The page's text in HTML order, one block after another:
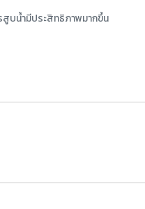
สูบน้ำมีประสิทธิภาพมากขึ้น